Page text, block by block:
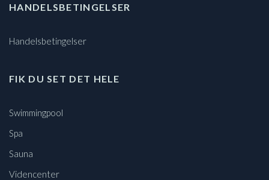
HANDELSBETINGELSER
Handelsbetingelser
FIK DU SET DET HELE
Swimmingpool
Spa
Sauna
Videncenter